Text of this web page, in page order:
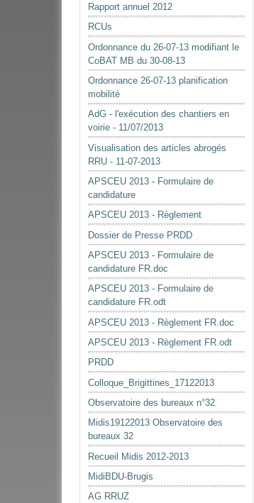
Rapport annuel 2012
RCUs
Ordonnance du 26-07-13 modifiant le
CoBAT MB du 30-08-13
Ordonnance 26-07-13 planification
mobilité
AdG - l'exécution des chantiers en
voirie - 11/07/2013
Visualisation des articles abrogés
RRU - 11-07-2013
APSCEU 2013 - Formulaire de
candidature
APSCEU 2013 - Règlement
Dossier de Presse PRDD
APSCEU 2013 - Formulaire de
candidature FR.doc
APSCEU 2013 - Formulaire de
candidature FR.odt
APSCEU 2013 - Règlement FR.doc
APSCEU 2013 - Règlement FR.odt
PRDD
Colloque_Brigittines_17122013
Observatoire des bureaux n°32
Midis19122013 Observatoire des
bureaux 32
Recueil Midis 2012-2013
MidiBDU-Brugis
AG RRUZ